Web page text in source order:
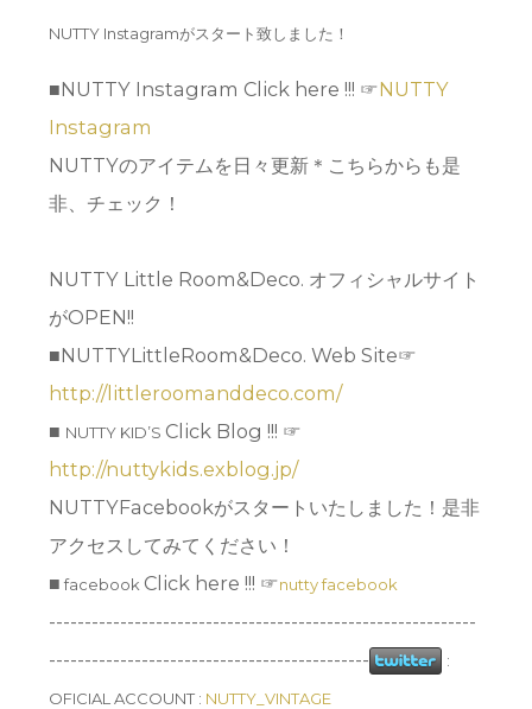
NUTTY Instagramがスタート致しました！
■NUTTY Instagram Click here !!! ☞NUTTY
Instagram
NUTTYのアイテムを日々更新＊こちらからも是
非、チェック！
NUTTY Little Room&Deco. オフィシャルサイト
がOPEN!!
■NUTTYLittleRoom&Deco. Web Site☞
http://littleroomanddeco.com/
■ NUTTY KID’S Click Blog !!! ☞
http://nuttykids.exblog.jp/
NUTTYFacebookがスタートいたしました！是非
アクセスしてみてください！
■facebook Click here !!! ☞nutty facebook
------------------------------------------------------------
---------------------------------------------
:
OFICIAL ACCOUNT : NUTTY_VINTAGE